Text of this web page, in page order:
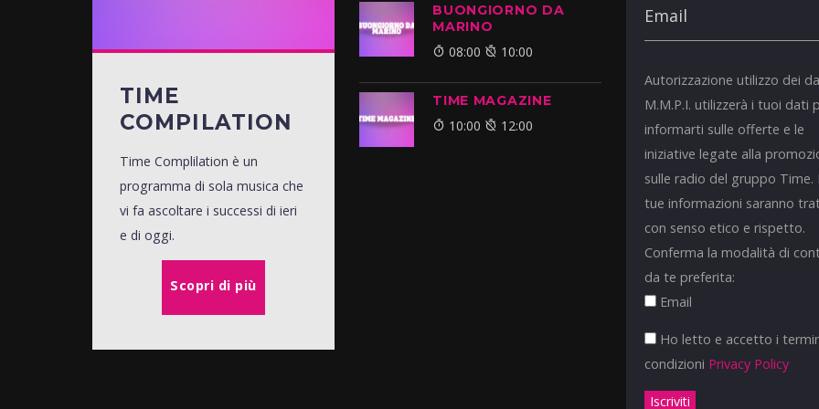
TIME
COMPILATION
Time Complilation è un
programma di sola musica che
vi fa ascoltare i successi di ieri
e di oggi.
Scopri di più
BUONGIORNO DA
MARINO
08:00 10:00
TIME MAGAZINE
10:00 12:00
Autorizzazione utilizzo dei
M.M.P.I. utilizzerà i tuoi dati
informarti sulle offerte e le
iniziative legate alla
sulle radio del gruppo Time.
tue informazioni saranno
con senso etico e rispetto.
Conferma la modalità di
da te preferita:
Email
Ho letto e accetto i
condizioni Privacy Policy